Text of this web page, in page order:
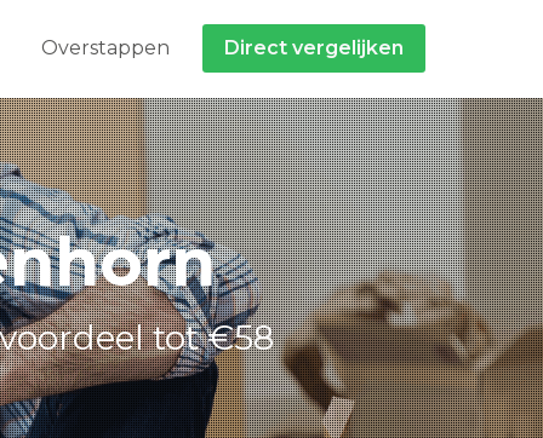
Overstappen Direct vergelijken
tot €58